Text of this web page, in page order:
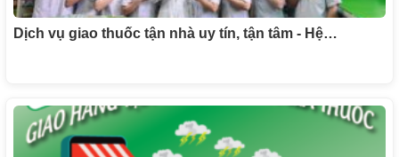
Dịch vụ giao thuốc tận nhà uy tín, tận tâm - Hệ…